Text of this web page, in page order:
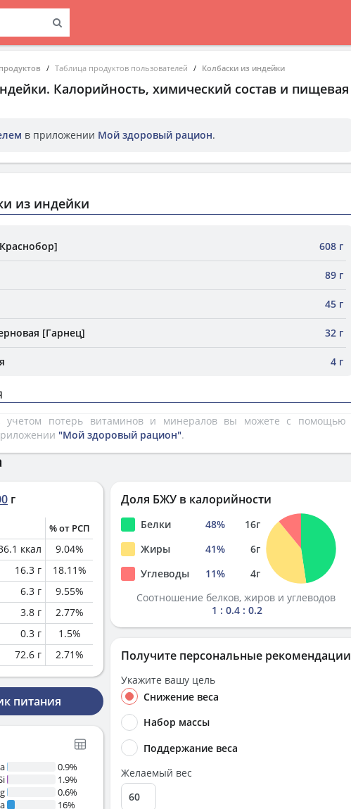
Таблица продуктов пользователей Колбаски из индейки
. Калорийность, химический состав и пищевая
в приложении Мой здоровый рацион.
из индейки
608 г
89 г
45 г
[Гарнец] 32 г
4 г
учетом потерь витаминов и минералов вы можете с помощью
"Мой здоровый рацион".
г
% от РСП
ккал 9.04%
16.3 г 18.11%
6.3 г 9.55%
3.8 г 2.77%
0.3 г 1.5%
72.6 г 2.71%
питания
0.9%
1.9%
0.6%
16%
Доля БЖУ в калорийности
Белки 48% 16г
Жиры
41% 6г
Углеводы
11% 4г
Соотношение белков, жиров и углеводов
1 : 0.4 : 0.2
Получите персональные рекомендации
Укажите вашу цель
Снижение веса
Набор массы
Поддержание веса
Желаемый вес